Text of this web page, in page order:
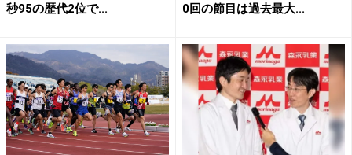
秒95の歴代2位で...
0回の節目は過去最大...